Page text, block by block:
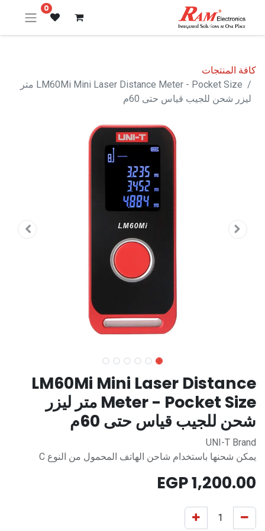
0
كافة المنتجات
LM60Mi Mini Laser Distance Meter - Pocket Size متر
ليزر شحن للجيب قياس حتى 60م
LM60Mi Mini Laser Distance
Meter - Pocket Size متر ليزر
شحن للجيب قياس حتى 60م
UNI-T Brand
يمكن شحنها باستخدام شاحن الهاتف المحمول من النوع C
1,200.00